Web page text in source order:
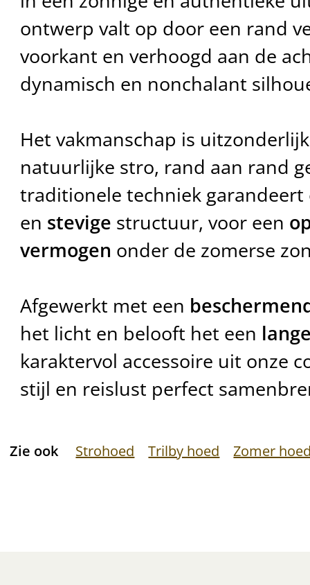
ontwerp valt op door een rand
voorkant en verhoogd aan de
dynamisch en nonchalant
Het vakmanschap is
natuurlijke stro, rand aan rand
traditionele techniek
en stevige structuur, voor een
vermogen onder de zomerse
Afgewerkt met een
het licht en belooft het een
karaktervol accessoire uit onze
stijl en reislust perfect
Zie ook Strohoed Trilby hoed Zomer